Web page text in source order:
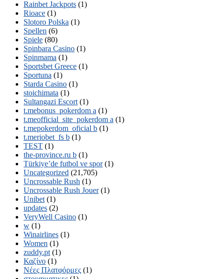
Rainbet Jackpots (1)
Rioace (1)
Slotoro Polska (1)
Spellen (6)
Spiele (80)
Spinbara Casino (1)
Spinmama (1)
Sportsbet Greece (1)
Sportuna (1)
Starda Casino (1)
stoichimata (1)
Sultangazi Escort (1)
t.mebonus_pokerdom a (1)
t.meofficial_site_pokerdom a (1)
t.mepokerdom_oficial b (1)
t.meriobet_fs b (1)
TEST (1)
the-province.ru b (1)
Türkiye’de futbol ve spor (1)
Uncategorized (21,705)
Uncrossable Rush (1)
Uncrossable Rush Jouer (1)
Unibet (1)
updates (2)
VeryWell Casino (1)
w (1)
Winairlines (1)
Women (1)
zuddy.pt (1)
Καζίνο (1)
Νέες Πλατφόρμες (1)